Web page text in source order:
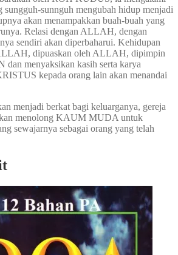
sungguh-sunnguh mengubah hidup menjadi
akan menampakkan buah-buah yang
Relasi dengan ALLAH, dengan
sendiri akan diperbaharui. Kehidupan
dipuaskan oleh ALLAH, dipimpin
menyaksikan kasih serta karya
kepada orang lain akan menandai
menjadi berkat bagi keluarganya, gereja
menolong KAUM MUDA untuk
sewajarnya sebagai orang yang telah